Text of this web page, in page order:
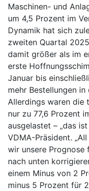
Maschinen- und
um 4,5 Prozent im
Dynamik hat sich
zweiten Quartal
damit größer als im
erste
Januar bis
mehr Bestellungen in
Allerdings waren die
nur zu 77,6 Prozent
ausgelastet – „das
VDMA-Präsident.
wir unsere Prognose
nach unten
einem Minus von 2
minus 5 Prozent für